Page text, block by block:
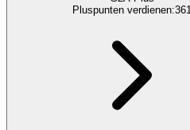
Pluspunten verdienen:361